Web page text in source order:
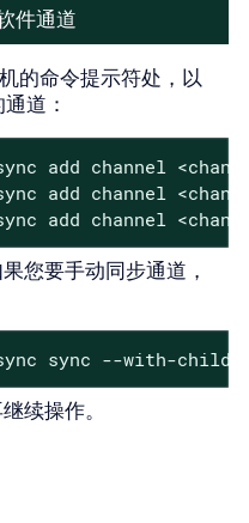
件通道
的命令提示符处，以
道：
add channel
add channel
add channel
您要手动同步通道，
sync --with-children
续操作。